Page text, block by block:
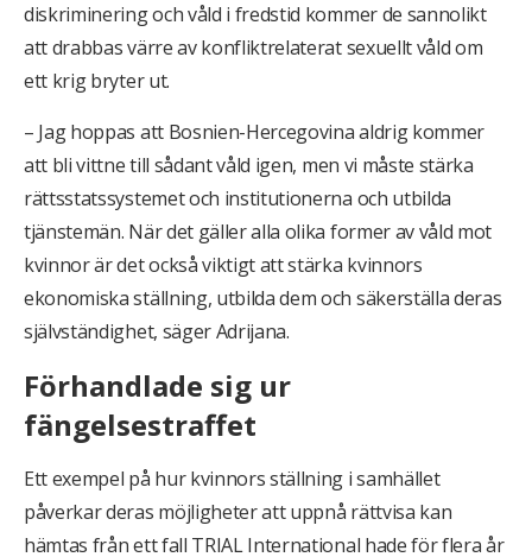
diskriminering och våld i fredstid kommer de sannolikt
att drabbas värre av konfliktrelaterat sexuellt våld om
ett krig bryter ut.
– Jag hoppas att Bosnien-Hercegovina aldrig kommer
att bli vittne till sådant våld igen, men vi måste stärka
rättsstatssystemet och institutionerna och utbilda
tjänstemän. När det gäller alla olika former av våld mot
kvinnor är det också viktigt att stärka kvinnors
ekonomiska ställning, utbilda dem och säkerställa deras
självständighet, säger Adrijana.
Förhandlade sig ur
fängelsestraffet
Ett exempel på hur kvinnors ställning i samhället
påverkar deras möjligheter att uppnå rättvisa kan
hämtas från ett fall TRIAL International hade för flera år